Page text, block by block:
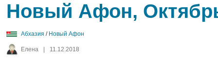
Новый Афон,
Абхазия / Новый Афон
Елена 11.12.2018